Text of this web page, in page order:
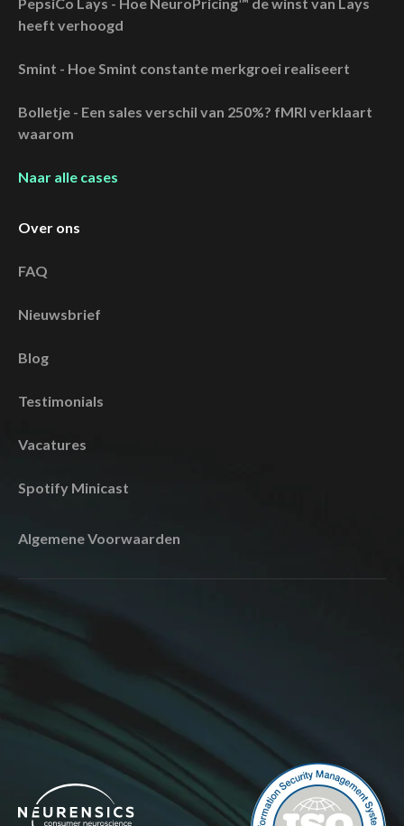
heeft verhoogd
Smint - Hoe Smint constante merkgroei realiseert
Bolletje - Een sales verschil van 250%? fMRI verklaart
waarom
Naar alle cases
Over ons
FAQ
Nieuwsbrief
Blog
Testimonials
Vacatures
Spotify Minicast
Algemene Voorwaarden